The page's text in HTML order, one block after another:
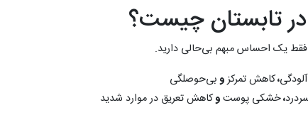
تابستان چیست؟
یک احساس مبهم بی‌حالی دارید.
،کاهش تمرکزوبی‌حوصلگی
،خشکی پوستوکاهش تعریق در موارد شدید